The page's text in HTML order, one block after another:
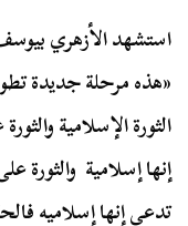
استشهد الأزهري
«هذه مرحلة جديدة
الثورة الإسلامية
إنها إسلامية والثورة
تدعي إنها إسلاميه